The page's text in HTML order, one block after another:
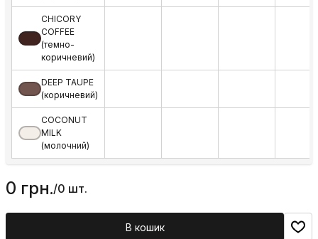
CHICORY
COFFEE
(темно-
коричневий)
DEEP TAUPE
(коричневий)
COCONUT
MILK
(молочний)
0 грн./0 шт.
В кошик